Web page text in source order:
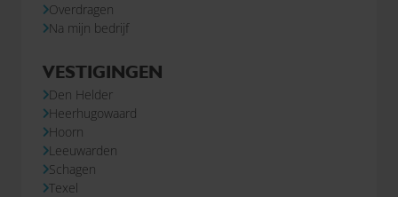
Overdragen
Na mijn bedrijf
VESTIGINGEN
Den Helder
Heerhugowaard
Hoorn
Leeuwarden
Schagen
Texel